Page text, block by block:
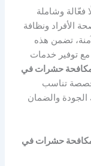
فعّالة وشاملة
الأفراد ونظافة
تضمن هذه
توفير خدمات
حشرات في
تناسب
الجودة والضمان
حشرات في